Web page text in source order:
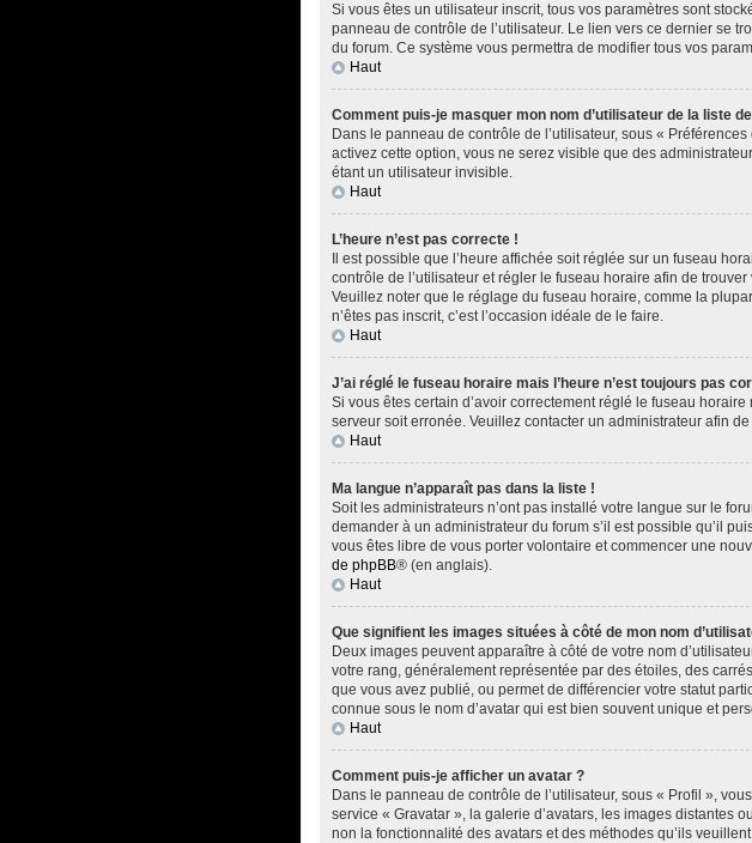
Si vous êtes un utilisateur inscrit, tous vos paramètres sont
panneau de contrôle de l’utilisateur. Le lien vers ce dernier se
du forum. Ce système vous permettra de modifier tous vos
Haut
Comment puis-je masquer mon nom d’utilisateur de la liste
Dans le panneau de contrôle de l’utilisateur, sous «
activez cette option, vous ne serez visible que des
étant un utilisateur invisible.
Haut
L’heure n’est pas correcte !
Il est possible que l’heure affichée soit réglée sur un fuseau
contrôle de l’utilisateur et régler le fuseau horaire afin de
Veuillez noter que le réglage du fuseau horaire, comme la
n’êtes pas inscrit, c’est l’occasion idéale de le faire.
Haut
J’ai réglé le fuseau horaire mais l’heure n’est toujours pas
Si vous êtes certain d’avoir correctement réglé le fuseau
serveur soit erronée. Veuillez contacter un administrateur afin
Haut
Ma langue n’apparaît pas dans la liste !
Soit les administrateurs n’ont pas installé votre langue sur le
demander à un administrateur du forum s’il est possible qu’il
vous êtes libre de vous porter volontaire et commencer une
de phpBB® (en anglais).
Haut
Que signifient les images situées à côté de mon nom
Deux images peuvent apparaître à côté de votre nom
votre rang, généralement représentée par des étoiles, des
que vous avez publié, ou permet de différencier votre statut
connue sous le nom d’avatar qui est bien souvent unique et
Haut
Comment puis-je afficher un avatar ?
Dans le panneau de contrôle de l’utilisateur, sous « Profil »,
service « Gravatar », la galerie d’avatars, les images distantes
non la fonctionnalité des avatars et des méthodes qu’ils